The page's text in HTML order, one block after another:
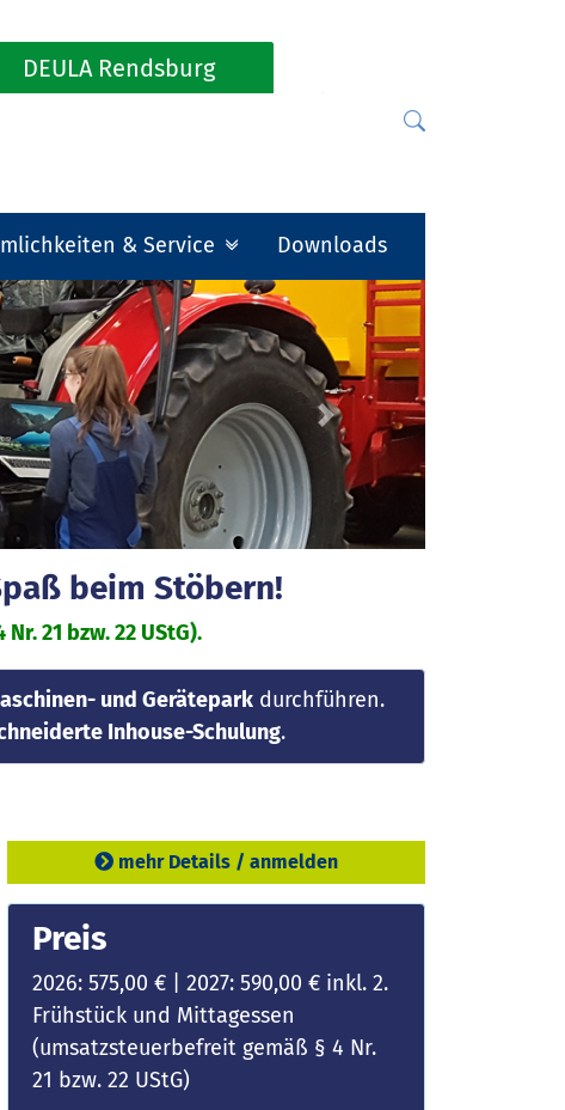
DEULA Rendsburg
& Service Downloads
Next
beim Stöbern!
21 bzw. 22 UStG).
und Gerätepark durchführen.
Inhouse-Schulung.
mehr Details / anmelden
Preis
2026: 575,00 € | 2027: 590,00 € inkl. 2.
Frühstück und Mittagessen
(umsatzsteuerbefreit gemäß § 4 Nr.
21 bzw. 22 UStG)